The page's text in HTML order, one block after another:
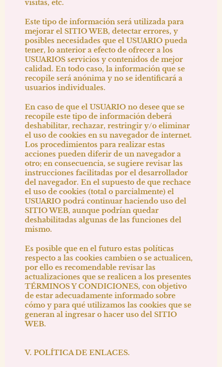
visitas, etc.
Este tipo de información será utilizada para
mejorar el SITIO WEB, detectar errores, y
posibles necesidades que el USUARIO pueda
tener, lo anterior a efecto de ofrecer a los
USUARIOS servicios y contenidos de mejor
calidad. En todo caso, la información que se
recopile será anónima y no se identificará a
usuarios individuales.
En caso de que el USUARIO no desee que se
recopile este tipo de información deberá
deshabilitar, rechazar, restringir y/o eliminar
el uso de cookies en su navegador de internet.
Los procedimientos para realizar estas
acciones pueden diferir de un navegador a
otro; en consecuencia, se sugiere revisar las
instrucciones facilitadas por el desarrollador
del navegador. En el supuesto de que rechace
el uso de cookies (total o parcialmente) el
USUARIO podrá continuar haciendo uso del
SITIO WEB, aunque podrían quedar
deshabilitadas algunas de las funciones del
mismo.
Es posible que en el futuro estas políticas
respecto a las cookies cambien o se actualicen,
por ello es recomendable revisar las
actualizaciones que se realicen a los presentes
TÉRMINOS Y CONDICIONES, con objetivo
de estar adecuadamente informado sobre
cómo y para qué utilizamos las cookies que se
generan al ingresar o hacer uso del SITIO
WEB.
V. POLÍTICA DE ENLACES.